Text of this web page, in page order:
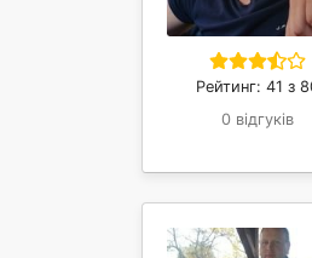
Рейтинг: 41 з
0 відгуків